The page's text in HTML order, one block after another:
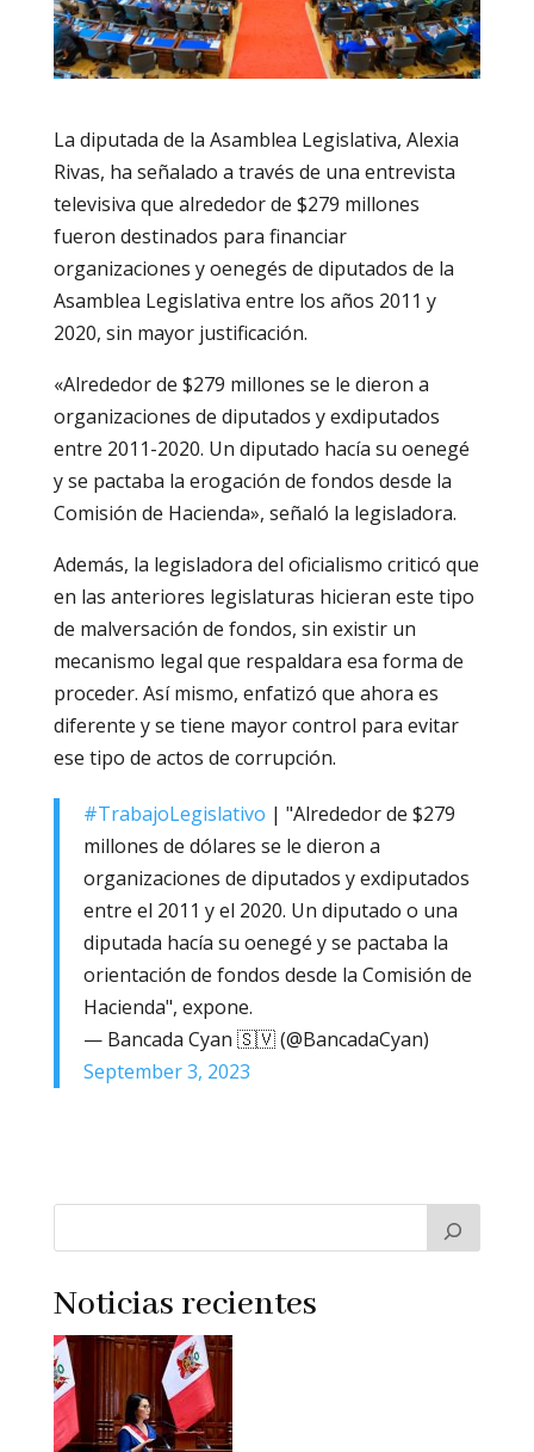
La diputada de la Asamblea Legislativa, Alexia
Rivas, ha señalado a través de una entrevista
televisiva que alrededor de $279 millones
fueron destinados para financiar
organizaciones y oenegés de diputados de la
Asamblea Legislativa entre los años 2011 y
2020, sin mayor justificación.
«Alrededor de $279 millones se le dieron a
organizaciones de diputados y exdiputados
entre 2011-2020. Un diputado hacía su oenegé
y se pactaba la erogación de fondos desde la
Comisión de Hacienda», señaló la legisladora.
Además, la legisladora del oficialismo criticó que
en las anteriores legislaturas hicieran este tipo
de malversación de fondos, sin existir un
mecanismo legal que respaldara esa forma de
proceder. Así mismo, enfatizó que ahora es
diferente y se tiene mayor control para evitar
ese tipo de actos de corrupción.
#TrabajoLegislativo | "Alrededor de $279
millones de dólares se le dieron a
organizaciones de diputados y exdiputados
entre el 2011 y el 2020. Un diputado o una
diputada hacía su oenegé y se pactaba la
orientación de fondos desde la Comisión de
Hacienda", expone.
— Bancada Cyan 🇸🇻 (@BancadaCyan)
September 3, 2023
Noticias recientes